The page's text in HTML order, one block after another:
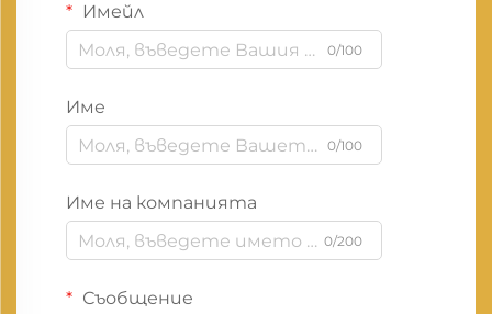
Имейл
0/100
Име
0/100
Име на компанията
0/200
Съобщение